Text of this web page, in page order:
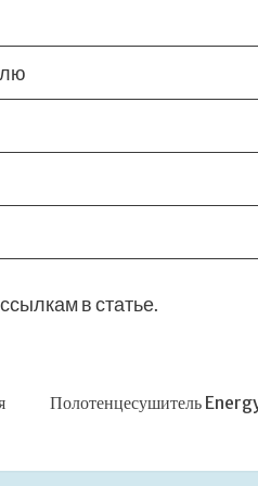
в статье.
Полотенцесушитель